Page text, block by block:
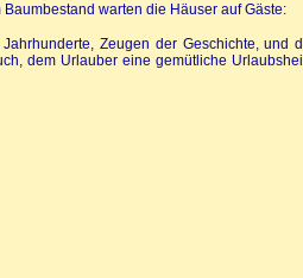
Baumbestand warten die Häuser auf Gäste:
Zeugen der Geschichte, und
dem Urlauber eine gemütliche